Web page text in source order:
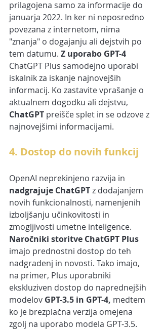
prilagojena samo za informacije do
januarja 2022. In ker ni neposredno
povezana z internetom, nima
"znanja" o dogajanju ali dejstvih po
tem datumu. Z uporabo GPT-4
ChatGPT Plus samodejno uporabi
iskalnik za iskanje najnovejših
informacij. Ko zastavite vprašanje o
aktualnem dogodku ali dejstvu,
ChatGPT preišče splet in se odzove z
najnovejšimi informacijami.
4. Dostop do novih funkcij
OpenAI neprekinjeno razvija in
nadgrajuje ChatGPT z dodajanjem
novih funkcionalnosti, namenjenih
izboljšanju učinkovitosti in
zmogljivosti umetne inteligence.
Naročniki storitve ChatGPT Plus
imajo prednostni dostop do teh
nadgradenj in novosti. Tako imajo,
na primer, Plus uporabniki
ekskluziven dostop do naprednejših
modelov GPT-3.5 in GPT-4, medtem
ko je brezplačna verzija omejena
zgolj na uporabo modela GPT-3.5.